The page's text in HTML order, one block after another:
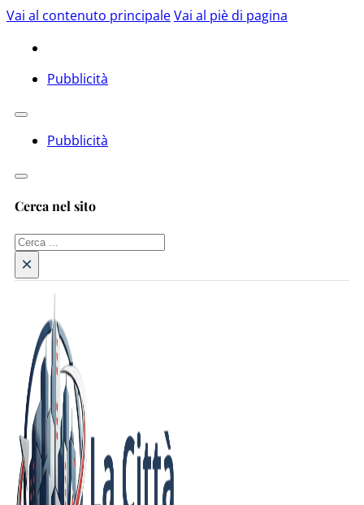
Vai al contenuto principaleVai al piè di pagina
Pubblicità
Pubblicità
Cerca nel sito
Cerca
×